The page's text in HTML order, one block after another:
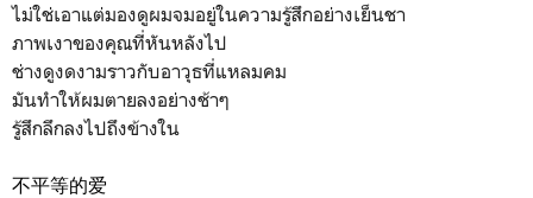
ไม่ใช่เอาแต่มองดูผมจมอยู่ในความรู้สึกอย่างเย็นชา
ภาพเงาของคุณที่หันหลังไป
ช่างดูงดงามราวกับอาวุธที่แหลมคม
มันทำให้ผมตายลงอย่างช้าๆ
รู้สึกลึกลงไปถึงข้างใน
不平等的爱